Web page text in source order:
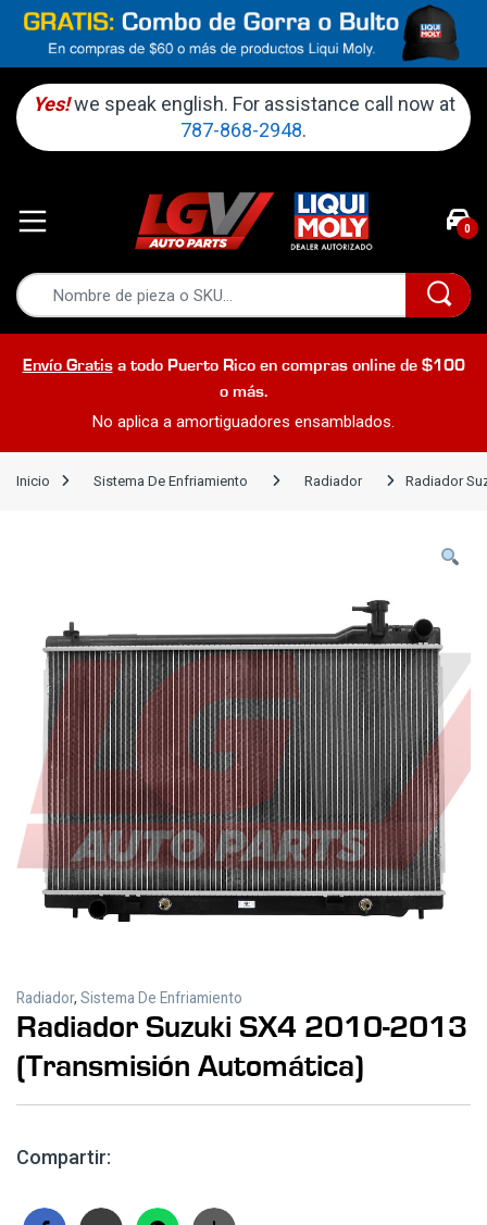
Yes! we speak english. For assistance call now at
787-868-2948.
0
Envío Gratisa todo Puerto Rico en compras online de $100
o más.
No aplica a amortiguadores ensamblados.
Inicio Sistema De Enfriamiento Radiador Radiador
Radiador, Sistema De Enfriamiento
Radiador Suzuki SX4 2010-2013
(Transmisión Automática)
Compartir: